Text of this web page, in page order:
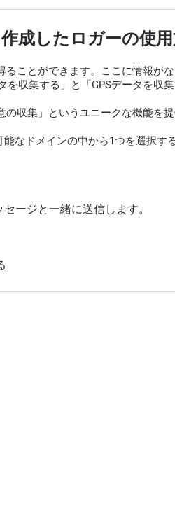
作成したロガーの使
ことができます。ここに情報が
収集する」と「GPSデータを
収集」というユニークな機能を
なドメインの中から1つを選択
ージと一緒に送信します。